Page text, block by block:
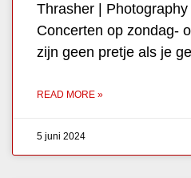
Thrasher |
Concerten op zondag-
zijn geen pretje als je
READ MORE »
5 juni 2024